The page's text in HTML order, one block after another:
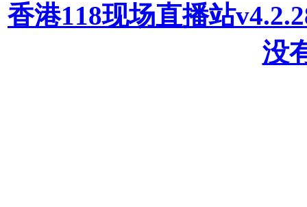
香港118现场直播站
没